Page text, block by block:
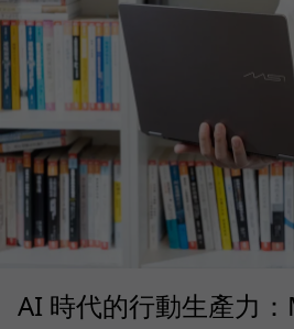
AI 時代的行動生產力